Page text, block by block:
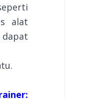
alat